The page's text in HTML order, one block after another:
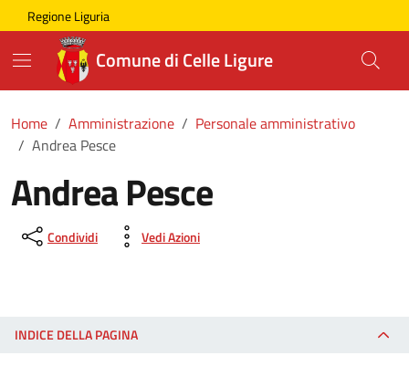
Skip to main content
Comune di Celle Ligure
Regione Liguria
Comune di Celle Ligure
Home Amministrazione
Personale amministrativo
Andrea Pesce
Andrea Pesce
Condividi Vedi Azioni
INDICE DELLA PAGINA